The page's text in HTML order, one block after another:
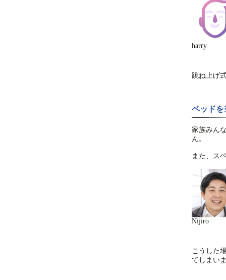
harry
跳ね上げ
ベッド
家族みん
ん。
また、ス
Nijiro
こうした
てしまい